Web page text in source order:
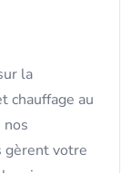
la
chauffage au
gèrent votre